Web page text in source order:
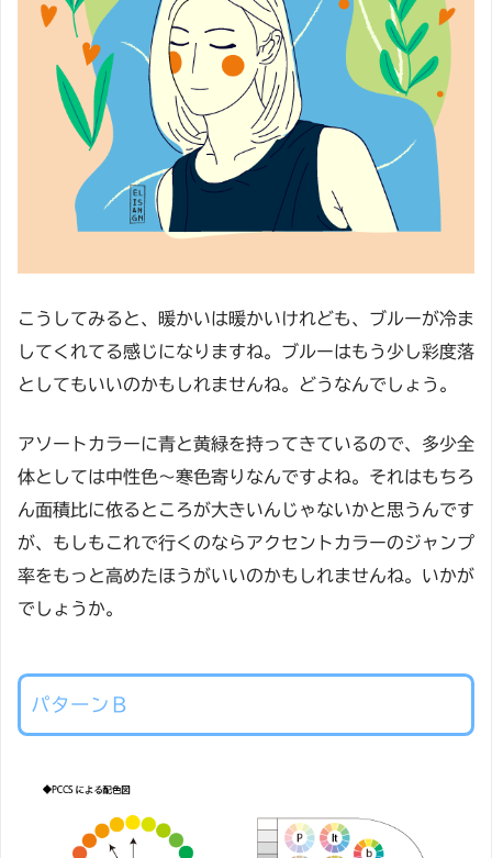
こうしてみると、暖かいは暖かいけれども、ブルーが冷ま
してくれてる感じになりますね。ブルーはもう少し彩度落
としてもいいのかもしれませんね。どうなんでしょう。
アソートカラーに青と黄緑を持ってきているので、多少全
体としては中性色～寒色寄りなんですよね。それはもちろ
ん面積比に依るところが大きいんじゃないかと思うんです
が、もしもこれで行くのならアクセントカラーのジャンプ
率をもっと高めたほうがいいのかもしれませんね。いかが
でしょうか。
パターンＢ